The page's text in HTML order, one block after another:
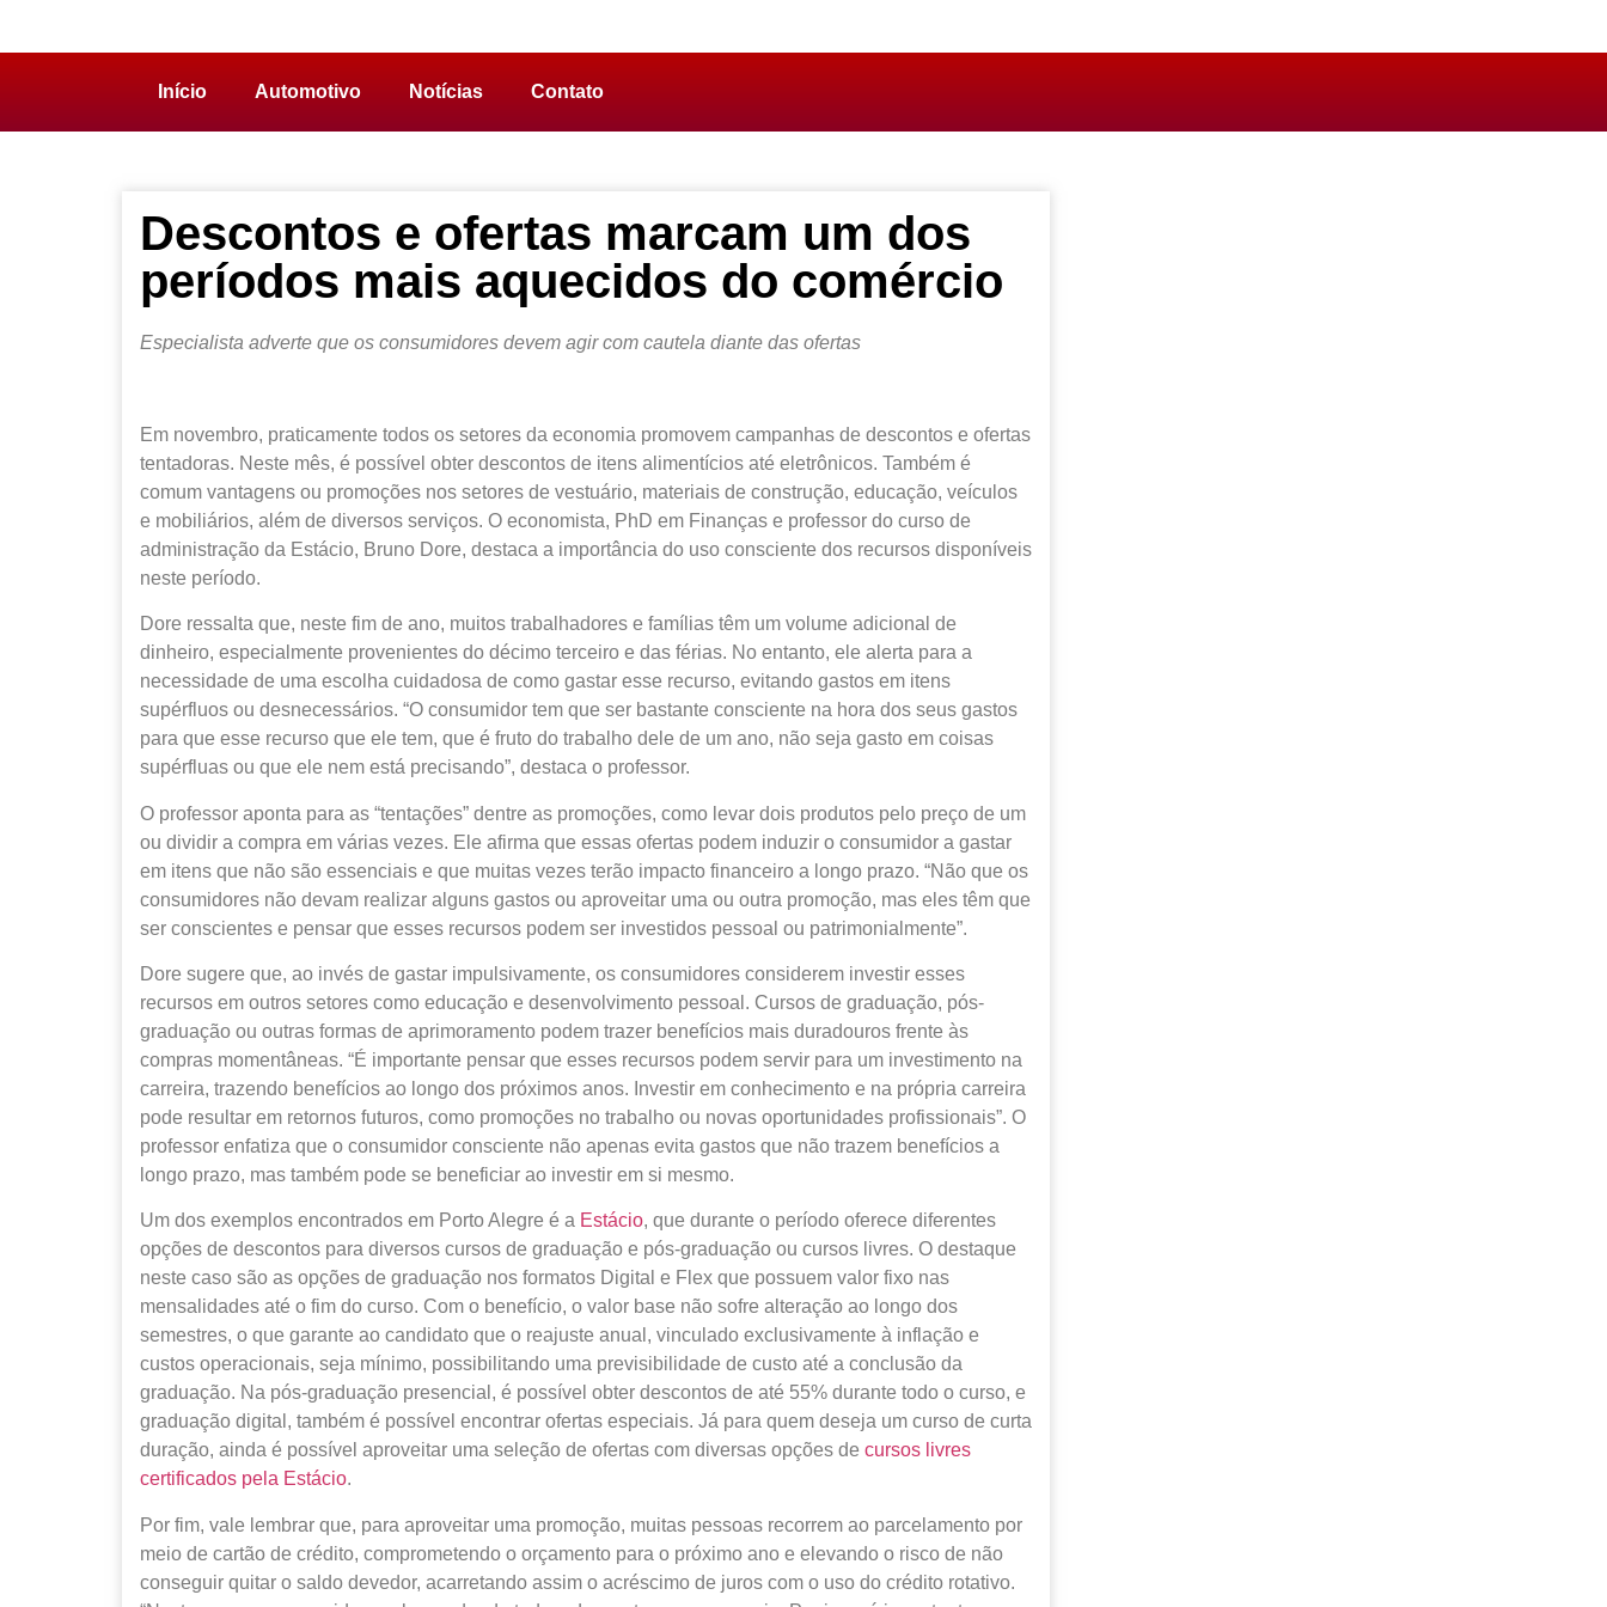
Início Automotivo Notícias Contato
Descontos e ofertas marcam um dos
períodos mais aquecidos do comércio
Especialista adverte que os consumidores devem agir com cautela diante das ofertas
Em novembro, praticamente todos os setores da economia promovem campanhas de descontos e ofertas
tentadoras. Neste mês, é possível obter descontos de itens alimentícios até eletrônicos. Também é
comum vantagens ou promoções nos setores de vestuário, materiais de construção, educação, veículos
e mobiliários, além de diversos serviços. O economista, PhD em Finanças e professor do curso de
administração da Estácio, Bruno Dore, destaca a importância do uso consciente dos recursos disponíveis
neste período.
Dore ressalta que, neste fim de ano, muitos trabalhadores e famílias têm um volume adicional de
dinheiro, especialmente provenientes do décimo terceiro e das férias. No entanto, ele alerta para a
necessidade de uma escolha cuidadosa de como gastar esse recurso, evitando gastos em itens
supérfluos ou desnecessários. “O consumidor tem que ser bastante consciente na hora dos seus gastos
para que esse recurso que ele tem, que é fruto do trabalho dele de um ano, não seja gasto em coisas
supérfluas ou que ele nem está precisando”, destaca o professor.
O professor aponta para as “tentações” dentre as promoções, como levar dois produtos pelo preço de um
ou dividir a compra em várias vezes. Ele afirma que essas ofertas podem induzir o consumidor a gastar
em itens que não são essenciais e que muitas vezes terão impacto financeiro a longo prazo. “Não que os
consumidores não devam realizar alguns gastos ou aproveitar uma ou outra promoção, mas eles têm que
ser conscientes e pensar que esses recursos podem ser investidos pessoal ou patrimonialmente”.
Dore sugere que, ao invés de gastar impulsivamente, os consumidores considerem investir esses
recursos em outros setores como educação e desenvolvimento pessoal. Cursos de graduação, pós-
graduação ou outras formas de aprimoramento podem trazer benefícios mais duradouros frente às
compras momentâneas. “É importante pensar que esses recursos podem servir para um investimento na
carreira, trazendo benefícios ao longo dos próximos anos. Investir em conhecimento e na própria carreira
pode resultar em retornos futuros, como promoções no trabalho ou novas oportunidades profissionais”. O
professor enfatiza que o consumidor consciente não apenas evita gastos que não trazem benefícios a
longo prazo, mas também pode se beneficiar ao investir em si mesmo.
Um dos exemplos encontrados em Porto Alegre é a Estácio, que durante o período oferece diferentes
opções de descontos para diversos cursos de graduação e pós-graduação ou cursos livres. O destaque
neste caso são as opções de graduação nos formatos Digital e Flex que possuem valor fixo nas
mensalidades até o fim do curso. Com o benefício, o valor base não sofre alteração ao longo dos
semestres, o que garante ao candidato que o reajuste anual, vinculado exclusivamente à inflação e
custos operacionais, seja mínimo, possibilitando uma previsibilidade de custo até a conclusão da
graduação. Na pós-graduação presencial, é possível obter descontos de até 55% durante todo o curso, e
graduação digital, também é possível encontrar ofertas especiais. Já para quem deseja um curso de curta
duração, ainda é possível aproveitar uma seleção de ofertas com diversas opções de cursos livres
certificados pela Estácio.
Por fim, vale lembrar que, para aproveitar uma promoção, muitas pessoas recorrem ao parcelamento por
meio de cartão de crédito, comprometendo o orçamento para o próximo ano e elevando o risco de não
conseguir quitar o saldo devedor, acarretando assim o acréscimo de juros com o uso do crédito rotativo.